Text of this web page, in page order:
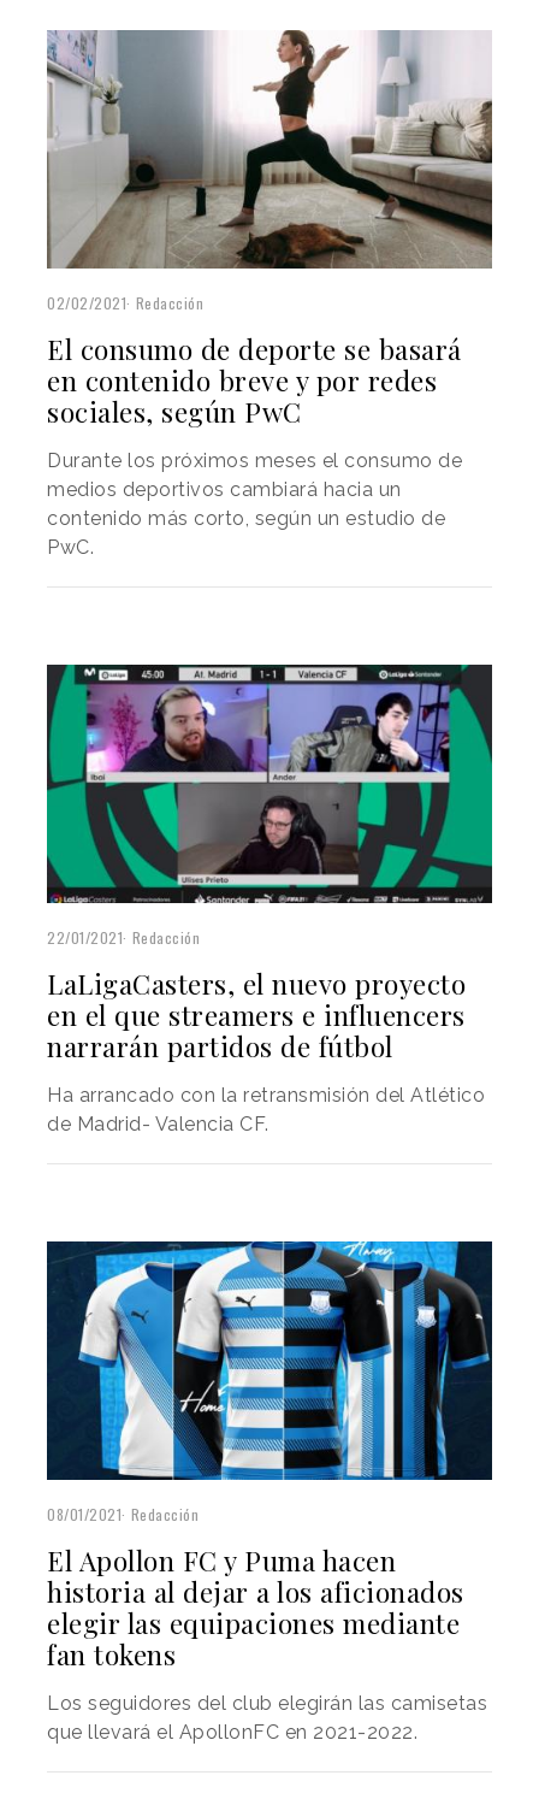
02/02/2021 Redacción
El consumo de deporte se basará
en contenido breve y por redes
sociales, según PwC
Durante los próximos meses el consumo de
medios deportivos cambiará hacia un
contenido más corto, según un estudio de
PwC.
22/01/2021 Redacción
LaLigaCasters, el nuevo proyecto
en el que streamers e influencers
narrarán partidos de fútbol
Ha arrancado con la retransmisión del Atlético
de Madrid- Valencia CF.
08/01/2021 Redacción
El Apollon FC y Puma hacen
historia al dejar a los aficionados
elegir las equipaciones mediante
fan tokens
Los seguidores del club elegirán las camisetas
que llevará el ApollonFC en 2021-2022.